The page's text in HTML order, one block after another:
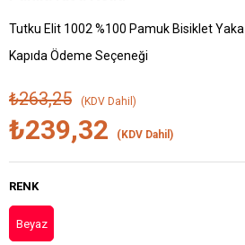
Tutku Elit 1002 %100 Pamuk Bisiklet Yaka
Kapıda Ödeme Seçeneği
₺263,25 (KDV Dahil)
₺239,32 (KDV Dahil)
RENK
Beyaz